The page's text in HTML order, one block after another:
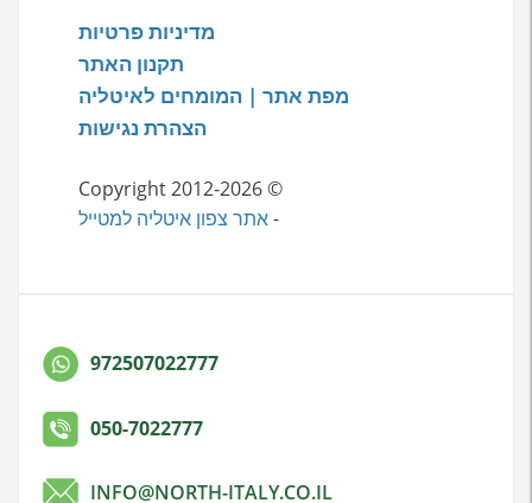
972507022777
050-7022777
INFO@NORTH-ITALY.CO.IL
מדיניות פרטיות
תקנון האתר
מפת אתר | המומחים לאיטליה
הצהרת נגישות
© Copyright 2012-2026
-אתר צפון איטליה למטייל